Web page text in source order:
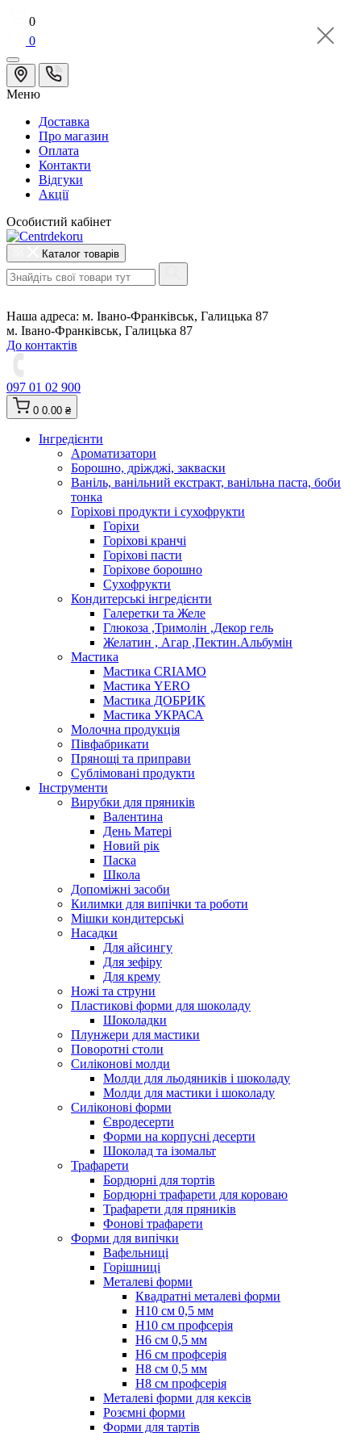
0
0
Меню
Доставка
Про магазин
Оплата
Контакти
Відгуки
Акції
Особистий кабінет
Каталог товарів
Наша адреса: м. Івано-Франківськ, Галицька 87
м. Івано-Франківськ, Галицька 87
До контактів
097 01 02 900
0 0.00 ₴
Інгредієнти
Ароматизатори
Борошно, дріжджі, закваски
Ваніль, ванільний екстракт, ванільна паста, боби
тонка
Горіхові продукти і сухофрукти
Горіхи
Горіхові кранчі
Горіхові пасти
Горіхове борошно
Сухофрукти
Кондитерські інгредієнти
Галеретки та Желе
Глюкоза ,Тримолін ,Декор гель
Желатин , Агар ,Пектин.Альбумін
Мастика
Мастика CRIAMO
Мастика YERO
Мастика ДОБРИК
Мастика УКРАСА
Молочна продукція
Півфабрикати
Прянощі та приправи
Сублімовані продукти
Інструменти
Вирубки для пряників
Валентина
День Матері
Новий рік
Паска
Школа
Допоміжні засоби
Килимки для випічки та роботи
Мішки кондитерські
Насадки
Для айсингу
Для зефіру
Для крему
Ножі та струни
Пластикові форми для шоколаду
Шоколадки
Плунжери для мастики
Поворотні столи
Силіконові молди
Молди для льодяників і шоколаду
Молди для мастики і шоколаду
Силіконові форми
Євродесерти
Форми на корпусні десерти
Шоколад та ізомальт
Трафарети
Бордюрні для тортів
Бордюрні трафарети для короваю
Трафарети для пряників
Фонові трафарети
Форми для випічки
Вафельниці
Горішниці
Металеві форми
Квадратні металеві форми
Н10 см 0,5 мм
Н10 см профсерія
Н6 см 0,5 мм
Н6 см профсерія
Н8 см 0,5 мм
Н8 см профсерія
Металеві форми для кексів
Розємні форми
Форми для тартів